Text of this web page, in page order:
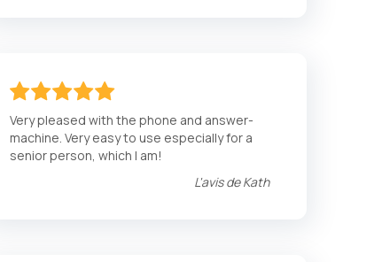
Very pleased with the phone and answer-
machine. Very easy to use especially for a
senior person, which I am!
L'avis deKath